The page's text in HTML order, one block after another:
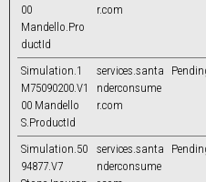
00
Mandello.Pro
ductId
r.com
Simulation.1
M75090200.V1
00 Mandello
S.ProductId
services.santa
nderconsume
r.com
Simulation.50
94877.V7
services.santa
nderconsume